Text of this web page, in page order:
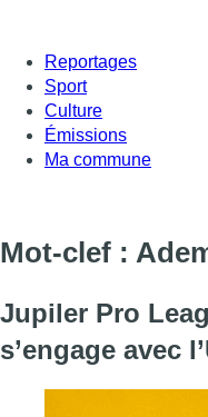
Reportages
Sport
Culture
Émissions
Ma commune
Mot-clef :
Jupiler Pro
s’engage avec